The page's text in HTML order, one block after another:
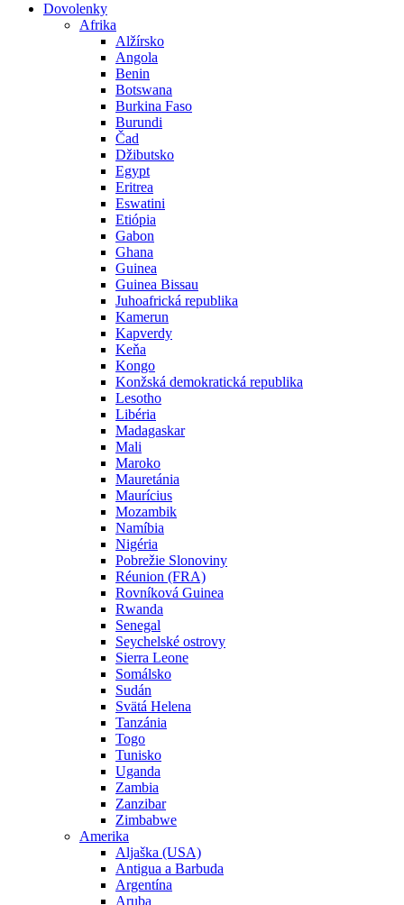
Dovolenky
Afrika
Alžírsko
Angola
Benin
Botswana
Burkina Faso
Burundi
Čad
Džibutsko
Egypt
Eritrea
Eswatini
Etiópia
Gabon
Ghana
Guinea
Guinea Bissau
Juhoafrická republika
Kamerun
Kapverdy
Keňa
Kongo
Konžská demokratická republika
Lesotho
Libéria
Madagaskar
Mali
Maroko
Mauretánia
Maurícius
Mozambik
Namíbia
Nigéria
Pobrežie Slonoviny
Réunion (FRA)
Rovníková Guinea
Rwanda
Senegal
Seychelské ostrovy
Sierra Leone
Somálsko
Sudán
Svätá Helena
Tanzánia
Togo
Tunisko
Uganda
Zambia
Zanzibar
Zimbabwe
Amerika
Aljaška (USA)
Antigua a Barbuda
Argentína
Aruba